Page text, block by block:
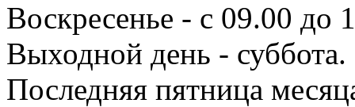
Воскресенье - с 09.00 до
Выходной день - суббота.
Последняя пятница